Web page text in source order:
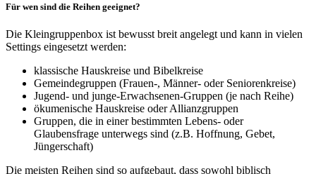
Für wen sind die Reihen geeignet?
Die Kleingruppenbox ist bewusst breit angelegt und kann in vielen
Settings eingesetzt werden:
klassische Hauskreise und Bibelkreise
Gemeindegruppen (Frauen-, Männer- oder Seniorenkreise)
Jugend- und junge-Erwachsenen-Gruppen (je nach Reihe)
ökumenische Hauskreise oder Allianzgruppen
Gruppen, die in einer bestimmten Lebens- oder
Glaubensfrage unterwegs sind (z.B. Hoffnung, Gebet,
Jüngerschaft)
Die meisten Reihen sind so aufgebaut, dass sowohl biblisch